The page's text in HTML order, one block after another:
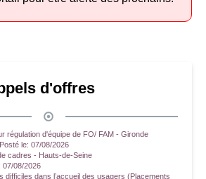
d'offres
régulation d'équipe de FO/ FAM - Gironde
Posté le: 07/08/2026
cadres - Hauts-de-Seine
07/08/2026
difficiles dans l’accueil des usagers (Placements